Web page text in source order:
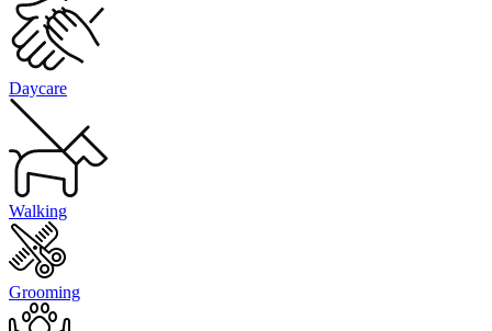
Daycare
Walking
Grooming